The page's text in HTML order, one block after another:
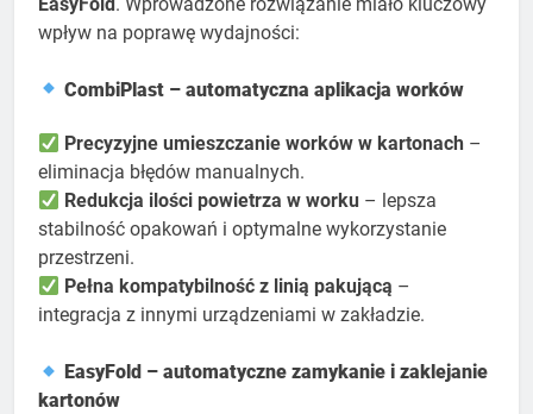
wpływ na poprawę wydajności:
CombiPlast – automatyczna aplikacja worków
Precyzyjne umieszczanie worków w kartonach –
eliminacja błędów manualnych.
Redukcja ilości powietrza w worku – lepsza
stabilność opakowań i optymalne wykorzystanie
przestrzeni.
Pełna kompatybilność z linią pakującą –
integracja z innymi urządzeniami w zakładzie.
EasyFold – automatyczne zamykanie i zaklejanie
kartonów